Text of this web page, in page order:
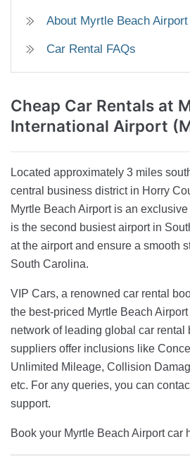
About Myrtle Beach Airport
Car Rental FAQs
Cheap Car Rentals at
International Airport
Located approximately 3 miles
central business district in Horry
Myrtle Beach Airport is an
is the second busiest airport in
at the airport and ensure a smooth
South Carolina.
VIP Cars, a renowned car rental
the best-priced Myrtle Beach
network of leading global car rental
suppliers offer inclusions like
Unlimited Mileage, Collision
etc. For any queries, you can
support.
Book your Myrtle Beach Airport car